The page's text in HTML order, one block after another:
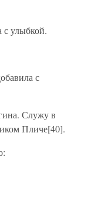
улыбкой.
с
Служу в
Пличе[40].